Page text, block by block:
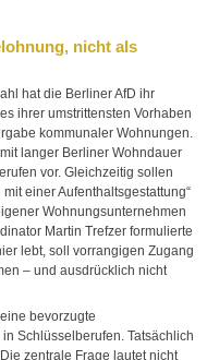
nicht als
hat die Berliner AfD ihr
ihrer umstrittensten Vorhaben
kommunaler Wohnungen.
langer Berliner Wohndauer
vor. Gleichzeitig sollen
einer Aufenthaltsgestattung“
Wohnungsunternehmen
Martin Trefzer formulierte
lebt, soll vorrangigen Zugang
– und ausdrücklich nicht
bevorzugte
Schlüsselberufen. Tatsächlich
zentrale Frage lautet nicht